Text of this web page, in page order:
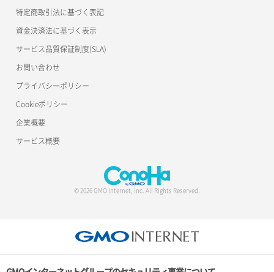
特定商取引法に基づく表記
資金決済法に基づく表示
サービス品質保証制度(SLA)
お問い合わせ
プライバシーポリシー
Cookieポリシー
企業概要
サービス概要
© 2026 GMO Internet, Inc. All Rights Reserved.